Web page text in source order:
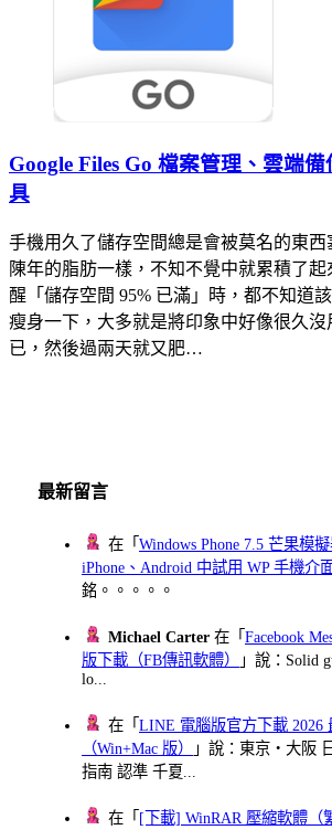
Google Files Go 檔案管理、雲端
具
手機用久了儲存空間總是會被莫名的東西
陳年的脂肪一樣，不知不覺中就累積了
醒「儲存空間 95% 已滿」時，都不知道
瘦身一下，大多就是將印象中好像很久沒
已，然後過兩天就又肥…
最新留言
在「Windows Phone 7.5 芒果模
iPhone、Android 中試用 WP 手機介
銘。。。。。
Michael Carter 在「Facebook
版下載（FB傳訊軟體）
」說：Solid
lo...
在「LINE 電腦版官方下載 2026
（Win+Mac 版）
」說：東京・大阪
指南 認準 千夏...
在「 [下載] WinRAR 壓縮軟體（